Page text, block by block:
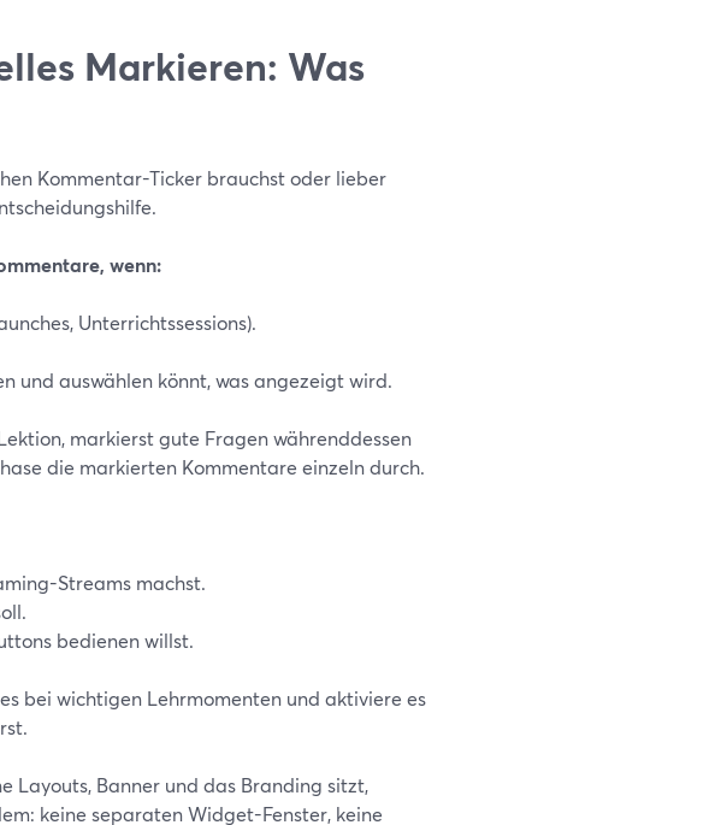
Markieren: Was
Kommentar-Ticker brauchst oder lieber
wenn:
Unterrichtssessions).
und auswählen könnt, was angezeigt wird.
markierst gute Fragen währenddessen
die markierten Kommentare einzeln durch.
Streams machst.
bedienen willst.
bei wichtigen Lehrmomenten und aktiviere es
Layouts, Banner und das Branding sitzt,
keine separaten Widget-Fenster, keine